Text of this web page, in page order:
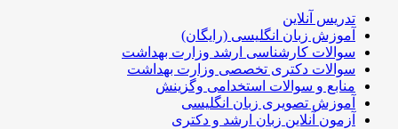
تدریس آنلاین
آموزش زبان انگلیسی (رایگان)
سوالات کارشناسی ارشد وزارت بهداشت
سوالات دکتری تخصصی وزارت بهداشت
منابع و سوالات استخدامی وگزینش
آموزش تصویری زبان انگلیسی
آزمون آنلاین زبان ارشد و دکتری